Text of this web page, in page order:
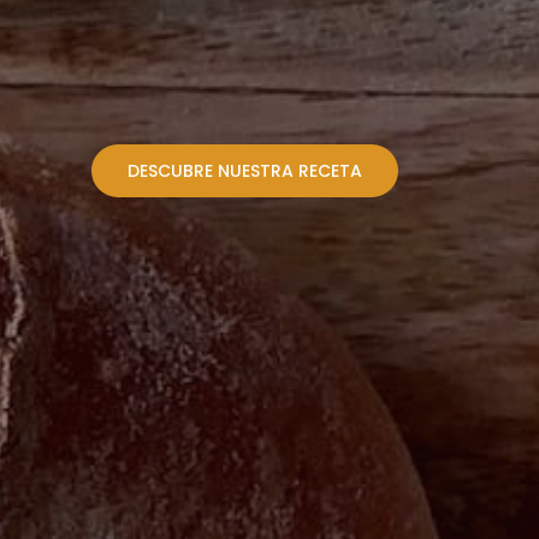
DESCUBRE NUESTRA RECETA